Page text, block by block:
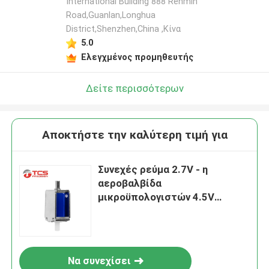
Road,Guanlan,Longhua
District,Shenzhen,China ,Κίνα
5.0
Ελεγχμένος προμηθευτής
Δείτε περισσότερων
Αποκτήστε την καλύτερη τιμή για
Συνεχές ρεύμα 2.7V - η
αεροβαλβίδα
μικροϋπολογιστών 4.5V
Να συνεχίσει